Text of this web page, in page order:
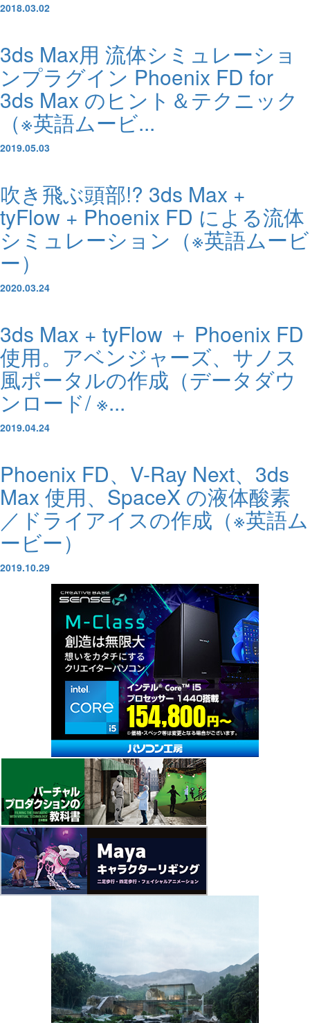
2018.03.02
3ds Max用 流体シミュレーショ
ンプラグイン Phoenix FD for
3ds Max のヒント＆テクニック
（※英語ムービ...
2019.05.03
吹き飛ぶ頭部!? 3ds Max +
tyFlow + Phoenix FD による流体
シミュレーション（※英語ムービ
ー）
2020.03.24
3ds Max + tyFlow ＋ Phoenix FD
使用。アベンジャーズ、サノス
風ポータルの作成（データダウ
ンロード/ ※...
2019.04.24
Phoenix FD、V-Ray Next、3ds
Max 使用、SpaceX の液体酸素
／ドライアイスの作成（※英語ム
ービー）
2019.10.29